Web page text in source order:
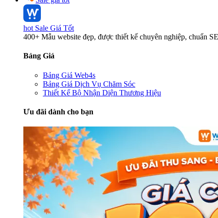
hot Sale Giá Tốt
400+ Mẫu website đẹp, được thiết kế chuyên nghiệp, chuẩn
Bảng Giá
Bảng Giá Web4s
Bảng Giá Dịch Vụ Chăm Sóc
Thiết Kế Bộ Nhận Diện Thương Hiệu
Ưu đãi dành cho bạn